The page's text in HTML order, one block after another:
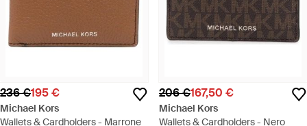
236 €195 €
Michael Kors
Wallets & Cardholders - Marrone
206 €167,50 €
Michael Kors
Wallets & Cardholders - Nero